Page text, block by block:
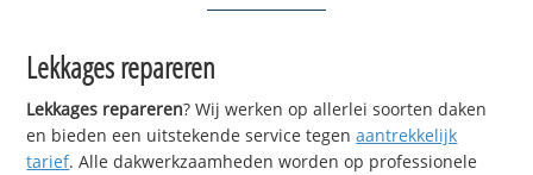
Lekkages repareren
Lekkages repareren? Wij werken op allerlei soorten daken
en bieden een uitstekende service tegenaantrekkelijk
tarief. Alle dakwerkzaamheden worden op professionele